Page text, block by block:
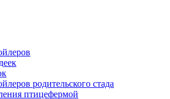
родительского стада
птицефермой